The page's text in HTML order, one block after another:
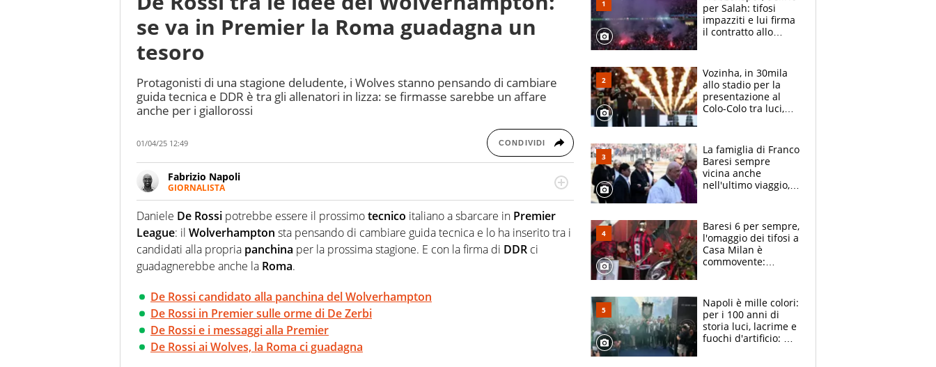
se va in Premier la Roma guadagna un
tesoro
Protagonisti di una stagione deludente, i Wolves stanno pensando di cambiare
guida tecnica e DDR è tra gli allenatori in lizza: se firmasse sarebbe un affare
anche per i giallorossi
01/04/25 12:49 CONDIVIDI
Fabrizio Napoli
GIORNALISTA
Giornalista professionista, per Virgilio Sport segue anche il calcio ma è con la
pallanuoto che esalta competenze e passioni. Cura la comunicazione di HaBaWaBa, il
più grande festival di waterpolo per bambini al mondo
Daniele De Rossi potrebbe essere il prossimotecnico italiano a sbarcare in Premier
League: il Wolverhampton sta pensando di cambiare guida tecnica e lo ha inserito tra i
candidati alla propria panchina per la prossima stagione. E con la firma di DDR ci
guadagnerebbe anche la Roma.
De Rossi candidato alla panchina del Wolverhampton
De Rossi in Premier sulle orme di De Zerbi
De Rossi e i messaggi alla Premier
De Rossi ai Wolves, la Roma ci guadagna
per Salah: tifosi
impazziti e lui firma
il contratto allo
Vozinha, in 30mila
allo stadio per la
presentazione al
Colo-Colo tra luci,
La famiglia di Franco
Baresi sempre
vicina anche
nell'ultimo viaggio,
circondati
dall'affetto dei tifosi
Baresi 6 per sempre,
l'omaggio dei tifosi a
Casa Milan è
commovente:
bigliettini
Napoli è mille colori:
per i 100 anni di
storia luci, lacrime e
fuochi d'artificio: De